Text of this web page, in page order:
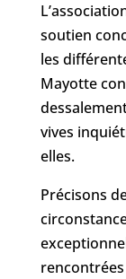
soutien
les
Mayotte
vives
elles.
Précisons